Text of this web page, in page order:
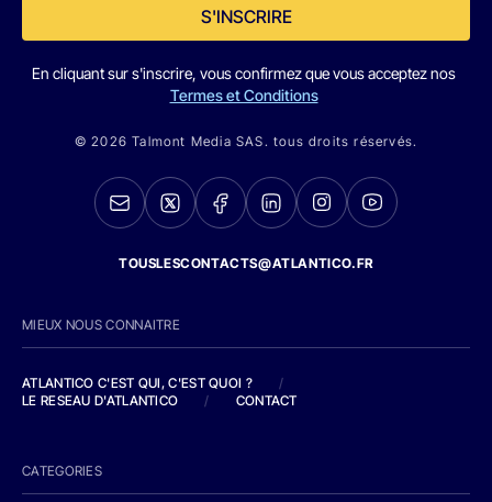
S'INSCRIRE
En cliquant sur s'inscrire, vous confirmez que vous acceptez nos
Termes et Conditions
© 2026 Talmont Media SAS. tous droits réservés.
TOUSLESCONTACTS@ATLANTICO.FR
MIEUX NOUS CONNAITRE
ATLANTICO C'EST QUI, C'EST QUOI ?
/
LE RESEAU D'ATLANTICO
/ CONTACT
CATEGORIES